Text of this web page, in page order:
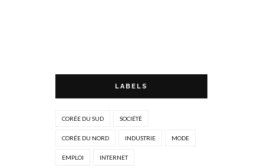
LABELS
CORÉE DU SUD SOCIÉTÉ
CORÉE DU NORD INDUSTRIE MODE
EMPLOI INTERNET